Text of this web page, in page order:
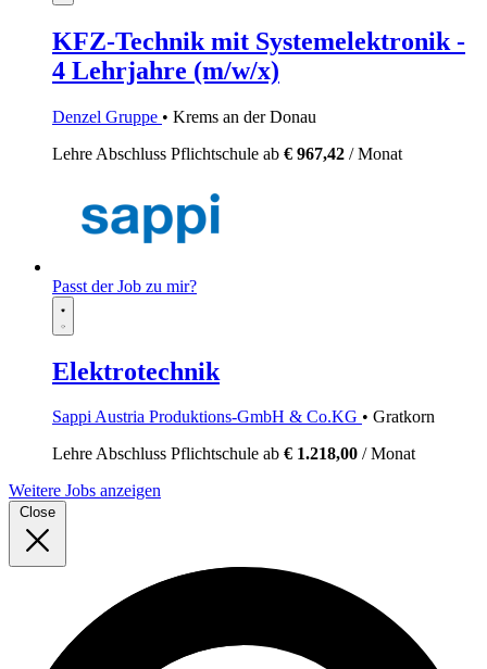
KFZ-Technik mit Systemelektronik -
4 Lehrjahre (m/w/x)
Denzel Gruppe • Krems an der Donau
Lehre Abschluss Pflichtschule ab € 967,42 / Monat
Passt der Job zu mir?
Elektrotechnik
Sappi Austria Produktions-GmbH & Co.KG • Gratkorn
LehreAbschluss Pflichtschule ab € 1.218,00 / Monat
Weitere Jobs anzeigen
Close